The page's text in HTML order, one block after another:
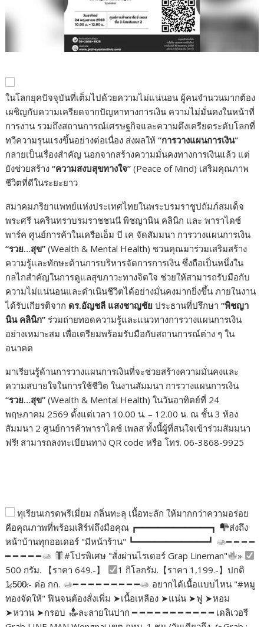
ในโลกยุคปัจจุบันที่เต็มไปด้วยความไม่แน่นอน ผู้คนจำนวนมากต้อง
เผชิญกับความเครียดจากปัญหาทางการเงิน ความไม่มั่นคงในหน้าที่
การงาน รวมถึงสถานการณ์เศรษฐกิจและความตึงเครียดระดับโลกที่
ทวีความรุนแรงขึ้นอย่างต่อเนื่อง ส่งผลให้“การวางแผนการเงิน”
กลายเป็นเรื่องสำคัญ นอกจากสร้างความมั่นคงทางการเงินแล้ว แต่
ยังช่วยสร้าง“ความสงบสุขทางใจ” (Peace of Mind) เสริมคุณภาพ
ชีวิตที่ดีในระยะยาว
สมาคมภริยาแพทย์แห่งประเทศไทยในพระบรมราชูปถัมภ์สมเด็จ
พระศรี นครินทราบรมราชชนนี พิชญานิน คลินิก และ พาราไดซ์
พาร์ค ศูนย์การค้าในเครือเอ็ม บี เค จัดสัมมนา การวางแผนการเงิน
“รวย…สุข” (Wealth & Mental Health) ชวนคุณมาร่วมเสริมสร้าง
ความรู้และทักษะด้านการบริหารจัดการการเงิน ซึ่งถือเป็นหนึ่งใน
กลไกสำคัญในการดูแลสุขภาวะทางจิตใจ ช่วยให้สามารถรับมือกับ
ความไม่แน่นอนและดำเนินชีวิตได้อย่างมั่นคงมากยิ่งขึ้น ภายในงาน
ได้รับเกียรติจาก ดร.อัญชลี แสงชาญชัย ประธานที่ปรึกษา“พิชญา
นิน คลินิก” ร่วมถ่ายทอดความรู้และแนวทางการวางแผนการเงิน
อย่างเหมาะสม เพื่อเตรียมพร้อมรับมือกับสถานการณ์ต่าง ๆ ใน
อนาคต
มาเรียนรู้ด้านการวางแผนการเงินที่จะช่วยสร้างความมั่นคงและ
ความสบายใจในการใช้ชีวิต ในงานสัมมนา การวางแผนการเงิน
“รวย…สุข” (Wealth & Mental Health) ในวันอาทิตย์ที่ 24
พฤษภาคม 2569 ตั้งแต่เวลา 10.00 น. – 12.00 น. ณ ชั้น 3 ห้อง
สัมมนา 2 ศูนย์การค้าพาราไดซ์ เพลส ทั้งนี้ผู้ที่สนใจเข้าร่วมสัมมนา
ฟรี! สามารถลงทะเบียนทาง QR code หรือ โทร. 06-3868-9925
ทุเรียนเกรดพรีเมี่ยม กลิ่นทะลุ เนื้อทะลัก ให้มากกว่าความอร่อย
คือคุณภาพที่พร้อมเสิร์ฟถึงมือคุณ ┏━━━━━━━━━━━━━━┓
ส่งถึง
หน้าบ้านทุกออเดอร์ "มีหน้าร้าน" ┗━━━━━━━━━━━━━━┛
━ ━ ━ ━
━ ━ ━ ━ ━
#โปรพิเศษ "สั่งผ่านไรเดอร์ Grap Lineman"
»
500 กรัม. 【ราคา 649.-】
1 กิโลกรัม.【ราคา 1,199.-】ปกติ
1̷,5̷0̷0̷.- ต่อ กก.
━ ━ ━ ━ ━ ━ ━ ━ ━
อยากได้เนื้อแบบไหน "#หมู
ทองจัดให้" ฟินจนต้องสั่งเพิ่ม ➤เนื้อเหลือง ➤แน่น ➤ฟู ➤หอม
➤หวาน ➤กรอบ
ละลายในปาก ━ ━ ━ ━ ━ ━ ━ ━ ━ ━ ━ เดลิเวอรี